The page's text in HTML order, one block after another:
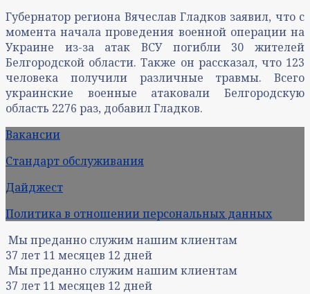
Губернатор региона Вячеслав Гладков заявил, что с
момента начала проведения военной операции на
Украине из-за атак ВСУ погибли 30 жителей
Белгородской области. Также он рассказал, что 123
человека получили различные травмы. Всего
украинские военные атаковали Белгородскую
область 2276 раз, добавил Гладков.
Вакансии
Стандарт обслуживания
Дайджест
Политика в отношении персональных данных
Мы преданно служим нашим клиентам
37 лет 11 месяцев 12 дней
Мы преданно служим нашим клиентам
37 лет 11 месяцев 12 дней